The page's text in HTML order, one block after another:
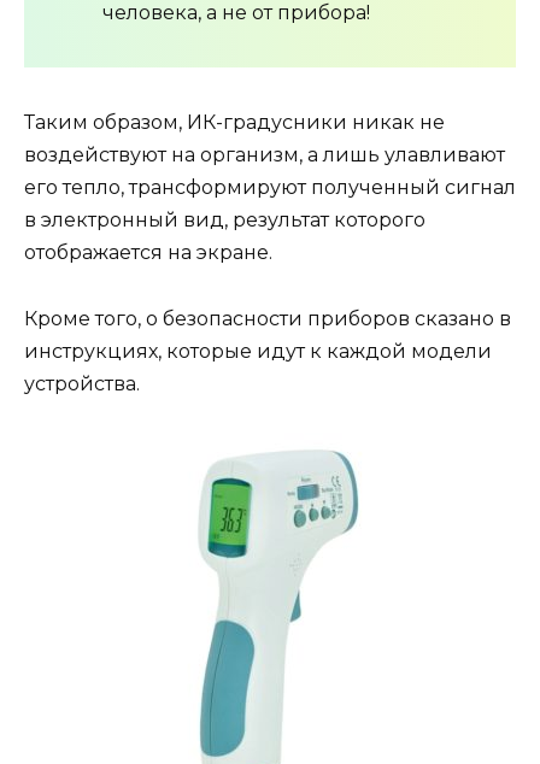
человека, а не от прибора!
Таким образом, ИК-градусники никак не
воздействуют на организм, а лишь улавливают
его тепло, трансформируют полученный сигнал
в электронный вид, результат которого
отображается на экране.
Кроме того, о безопасности приборов сказано в
инструкциях, которые идут к каждой модели
устройства.